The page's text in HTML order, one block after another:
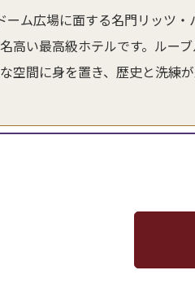
ーム広場に面する名門リッツ
高い最高級ホテルです。ルー
空間に身を置き、歴史と洗練